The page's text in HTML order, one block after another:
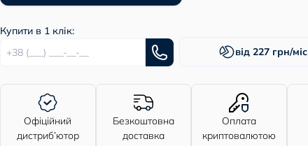
Купити в 1 клік:
від 227 грн/міс
Офіційний
дистриб’ютор
Безкоштовна
доставка
Оплата
криптовалютою